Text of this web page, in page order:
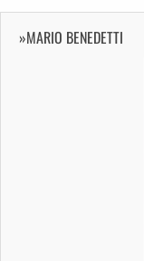
»MARIO BENEDETTI